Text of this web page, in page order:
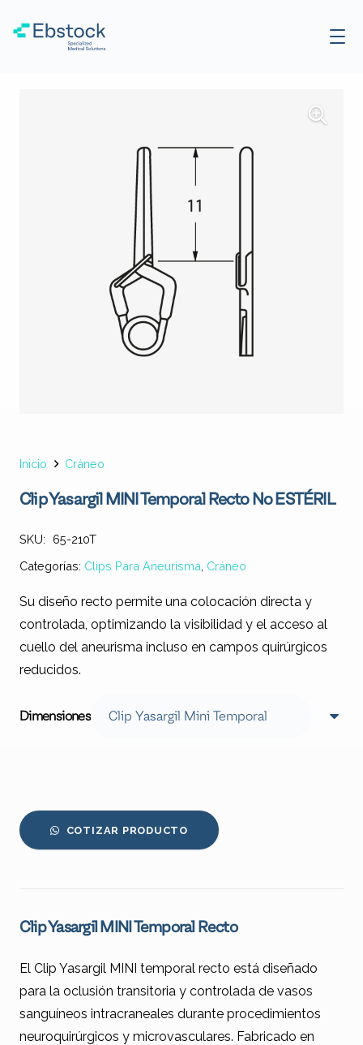
Inicio Cráneo
Clip Yasargil MINI Temporal Recto No ESTÉRIL
SKU:
65-210T
Categorías: Clips Para Aneurisma Cráneo
Su diseño recto permite una colocación directa y
controlada, optimizando la visibilidad y el acceso al
cuello del aneurisma incluso en campos quirúrgicos
reducidos.
Dimensiones
COTIZAR PRODUCTO
Clip Yasargil MINI Temporal Recto
El Clip Yasargil MINI temporal recto está diseñado
para la oclusión transitoria y controlada de vasos
sanguíneos intracraneales durante procedimientos
neuroquirúrgicos y microvasculares. Fabricado en